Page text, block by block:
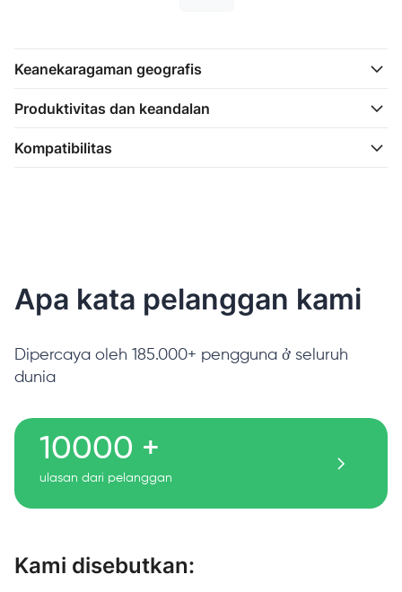
Keanekaragaman geografis
Produktivitas dan keandalan
Kompatibilitas
Apa kata pelanggan kami
Dipercaya oleh 185.000+ pengguna ở seluruh
dunia
10000 +
ulasan dari pelanggan
Kami disebutkan: